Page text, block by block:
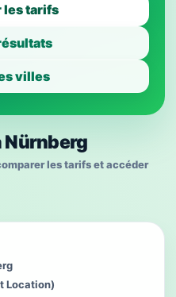
les tarifs
villes
Nürnberg
les tarifs et accéder
Location)